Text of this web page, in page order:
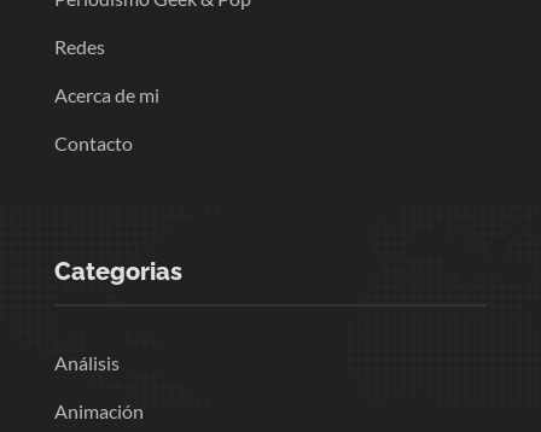
Redes
Acerca de mi
Contacto
Categorias
Análisis
Animación